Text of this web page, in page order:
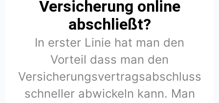
Versicherung online
abschließt?
In erster Linie hat man den
Vorteil dass man den
Versicherungsvertragsabschluss
schneller abwickeln kann. Man